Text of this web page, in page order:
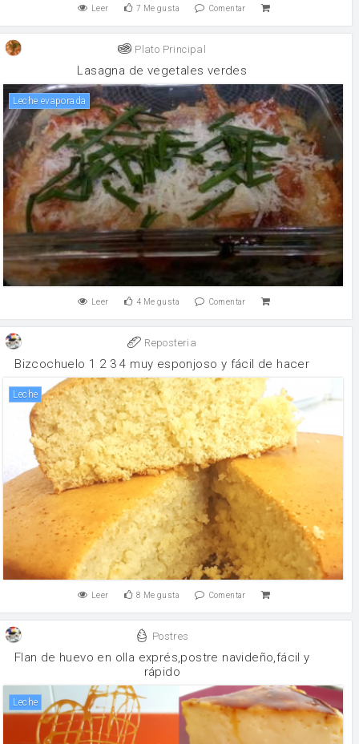
Leer 7 Me gusta Comentar
Plato Principal
Lasagna de vegetales verdes
leche evaporada
Leer 4 Me gusta Comentar
Reposteria
Bizcochuelo 1 2 3 4 muy esponjoso y fácil de hacer
leche
Leer 8 Me gusta Comentar
Postres
Flan de huevo en olla exprés,postre navideño,fácil y
rápido
leche